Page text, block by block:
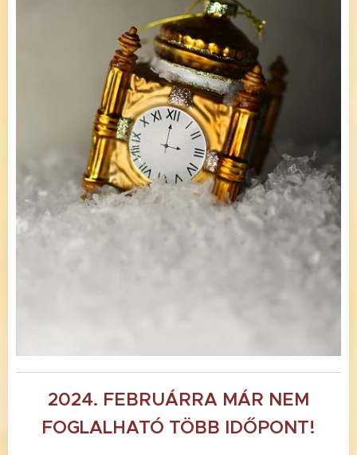
2024. FEBRUÁRRA MÁR NEM
FOGLALHATÓ TÖBB IDŐPONT!